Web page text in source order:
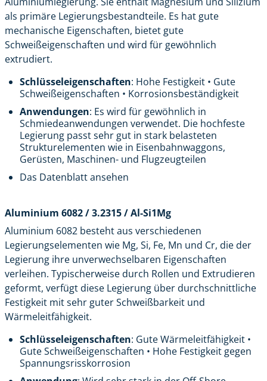
als primäre Legierungsbestandteile. Es hat gute
mechanische Eigenschaften, bietet gute
Schweißeigenschaften und wird für gewöhnlich
extrudiert.
Schlüsseleigenschaften: Hohe Festigkeit • Gute
Schweißeigenschaften • Korrosionsbeständigkeit
Anwendungen: Es wird für gewöhnlich in
Schmiedeanwendungen verwendet. Die hochfeste
Legierung passt sehr gut in stark belasteten
Strukturelementen wie in Eisenbahnwaggons,
Gerüsten, Maschinen- und Flugzeugteilen
Das Datenblatt ansehen
Aluminium 6082 / 3.2315 / Al-Si1Mg
Aluminium 6082 besteht aus verschiedenen
Legierungselementen wie Mg, Si, Fe, Mn und Cr, die der
Legierung ihre unverwechselbaren Eigenschaften
verleihen. Typischerweise durch Rollen und Extrudieren
geformt, verfügt diese Legierung über durchschnittliche
Festigkeit mit sehr guter Schweißbarkeit und
Wärmeleitfähigkeit.
Schlüsseleigenschaften: Gute Wärmeleitfähigkeit •
Gute Schweißeigenschaften • Hohe Festigkeit gegen
Spannungsrisskorrosion